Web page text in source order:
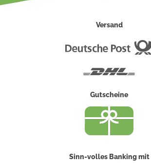
Versand
Gutscheine
Sinn-volles Banking mit